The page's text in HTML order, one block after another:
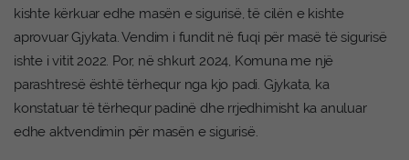
kishte kërkuar edhe masën e sigurisë, të cilën e kishte
aprovuar Gjykata. Vendim i fundit në fuqi për masë të sigurisë
ishte i vitit 2022. Por, në shkurt 2024, Komuna me një
parashtresë është tërhequr nga kjo padi. Gjykata, ka
konstatuar të tërhequr padinë dhe rrjedhimisht ka anuluar
edhe aktvendimin për masën e sigurisë.